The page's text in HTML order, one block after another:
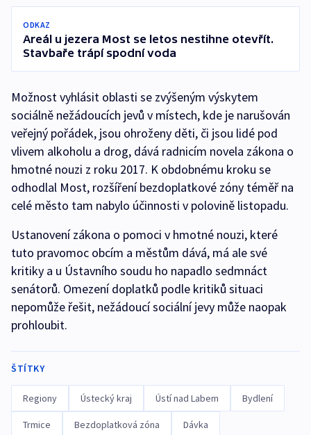
ODKAZ
Areál u jezera Most se letos nestihne otevřít.
Stavbaře trápí spodní voda
Možnost vyhlásit oblasti se zvýšeným výskytem
sociálně nežádoucích jevů v místech, kde je narušován
veřejný pořádek, jsou ohroženy děti, či jsou lidé pod
vlivem alkoholu a drog, dává radnicím novela zákona o
hmotné nouzi z roku 2017. K obdobnému kroku se
odhodlal Most, rozšíření bezdoplatkové zóny téměř na
celé město tam nabylo účinnosti v polovině listopadu.
Ustanovení zákona o pomoci v hmotné nouzi, které
tuto pravomoc obcím a městům dává, má ale své
kritiky a u Ústavního soudu ho napadlo sedmnáct
senátorů. Omezení doplatků podle kritiků situaci
nepomůže řešit, nežádoucí sociální jevy může naopak
prohloubit.
ŠTÍTKY
Regiony Ústecký kraj Ústí nad Labem Bydlení
Trmice Bezdoplatková zóna Dávka